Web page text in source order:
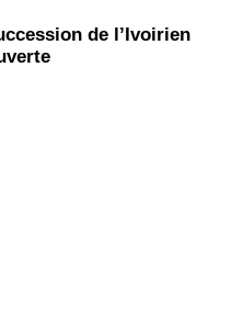
de l’Ivoirien